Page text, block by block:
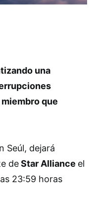
una
que
Seúl, dejará
deStar Alliance el
23:59 horas